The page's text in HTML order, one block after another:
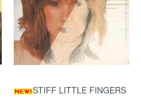
STIFF LITTLE FINGERS